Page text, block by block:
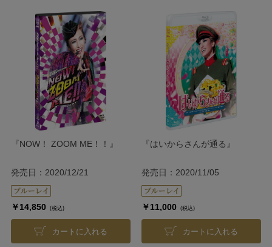
『NOW！ ZOOM ME！！』
発売日：2020/12/21
￥14,850 (税込)
カートに入れる
『はいからさんが通る』
発売日：2020/11/05
￥11,000 (税込)
カートに入れる